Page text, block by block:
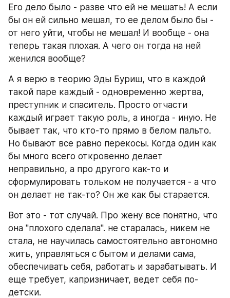
Его дело было - разве что ей не мешать! А если
бы он ей сильно мешал, то ее делом было бы -
от него уйти, чтобы не мешал! И вообще - она
теперь такая плохая. А чего он тогда на ней
женился вообще?
А я верю в теорию Эды Буриш, что в каждой
такой паре каждый - одновременно жертва,
преступник и спаситель. Просто отчасти
каждый играет такую роль, а иногда - иную. Не
бывает так, что кто-то прямо в белом пальто.
Но бывают все равно перекосы. Когда один как
бы много всего откровенно делает
неправильно, а про другого как-то и
сформулировать тольком не получается - а что
он делает не так-то? Он же как бы старается.
Вот это - тот случай. Про жену все понятно, что
она "плохого сделала". не старалась, никем не
стала, не научилась самостоятельно автономно
жить, управляться с бытом и делами сама,
обеспечивать себя, работать и зарабатывать. И
еще требует, капризничает, ведет себя по-
детски.